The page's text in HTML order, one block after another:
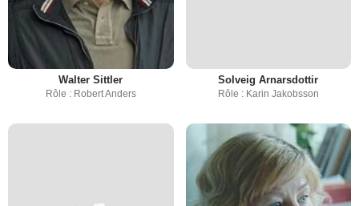
Walter Sittler
Rôle : Robert Anders
Solveig Arnarsdottir
Rôle : Karin Jakobsson